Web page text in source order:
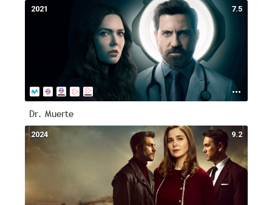
7.5
2021
Dr. Muerte
9.2
2024